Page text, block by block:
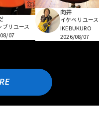
ブリユース
07
向井
イケベリユース
IKEBUKURO
2026/08/07